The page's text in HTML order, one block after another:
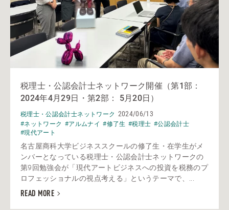
税理士・公認会計士ネットワーク開催（第1部：
2024年4月29日・第2部： 5月20日）
税理士・公認会計士ネットワーク 2024/06/13
#ネットワーク #アルムナイ #修了生 #税理士 #公認会計士
#現代アート
名古屋商科大学ビジネススクールの修了生・在学生がメ
ンバーとなっている税理士・公認会計士ネットワークの
第9回勉強会が「現代アートビジネスへの投資を税務のプ
ロフェッショナルの視点考える」というテーマで、...
READ MORE